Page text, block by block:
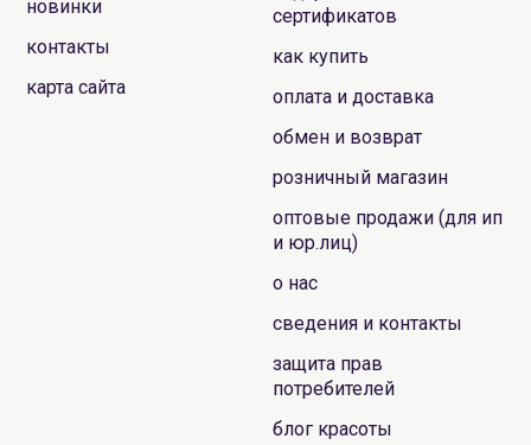
новинки
контакты
карта сайта
сертификатов
как купить
оплата и доставка
обмен и возврат
розничный магазин
оптовые продажи (для ип
и юр.лиц)
о нас
сведения и контакты
защита прав
потребителей
блог красоты